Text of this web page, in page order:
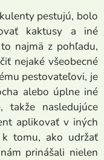
pestujú, bolo
kaktusy a iné
najmä z pohľadu,
nejaké všeobecné
pestovateľovi, je
alebo úplne iné
takže nasledujúce
aplikovať v iných
k tomu, ako udržať
prinášali nielen